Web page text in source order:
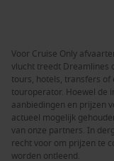
Voor Cruise Only
vlucht treedt Dreamlines
tours, hotels, transfers
touroperator. Hoewel de
aanbiedingen en prijzen
actueel mogelijk
van onze partners. In
recht voor om prijzen te
worden ontleend.